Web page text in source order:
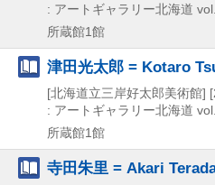
: アートギャラリー北海道
所蔵館1館
津田光太郎 = Kotaro
[北海道立三岸好太郎美術館]
: アートギャラリー北海道
所蔵館1館
寺田朱里 = Akari